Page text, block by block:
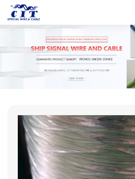
SPECIAL CABLE Co., Ltd.
English
Italiano
Polski
Español